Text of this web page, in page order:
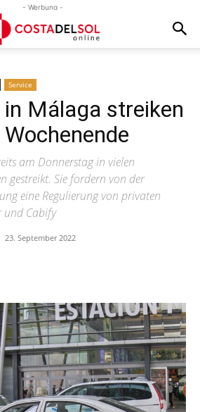
- Werbung -
Service
Málaga streiken
am Donnerstag in vielen
gestreikt. Sie fordern von der
eine Regulierung von privaten
und Cabify
23. September 2022